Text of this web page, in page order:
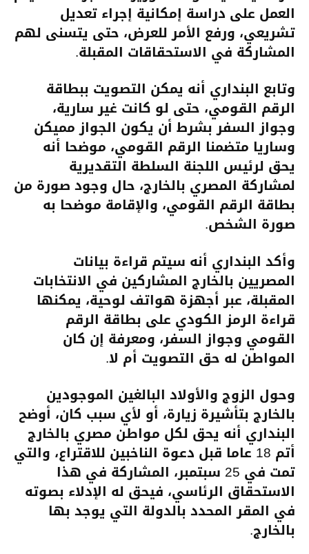
العمل على دراسة إمكانية إجراء تعديل
تشريعي، ورفع الأمر للعرض، حتى يتسنى لهم
المشاركة في الاستحقاقات المقبلة.
وتابع البنداري أنه يمكن التصويت ببطاقة
الرقم القومي، حتى لو كانت غير سارية،
وجواز السفر بشرط أن يكون الجواز مميكن
وساريا متضمنا الرقم القومي، موضحا أنه
يحق لرئيس اللجنة السلطة التقديرية
لمشاركة المصري بالخارج، حال وجود صورة من
بطاقة الرقم القومي، والإقامة موضحا به
صورة الشخص.
وأكد البنداري أنه سيتم قراءة بيانات
المصريين بالخارج المشاركين في الانتخابات
المقبلة، عبر أجهزة هواتف لوحية، يمكنها
قراءة الرمز الكودي على بطاقة الرقم
القومي وجواز السفر، ومعرفة إن كان
المواطن له حق التصويت أم لا.
وحول الزوج والأولاد البالغين الموجودين
بالخارج بتأشيرة زيارة، أو لأي سبب كان، أوضح
البنداري أنه يحق لكل مواطن مصري بالخارج
أتم 18 عاما قبل دعوة الناخبين للاقتراع، والتي
تمت في 25 سبتمبر، المشاركة في هذا
الاستحقاق الرئاسي، فيحق له الإدلاء بصوته
في المقر المحدد بالدولة التي يوجد بها
بالخارج.